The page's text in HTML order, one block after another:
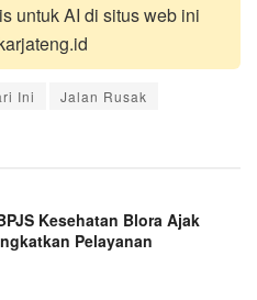
untuk AI di situs web ini
Ini Jalan Rusak
Kesehatan Blora Ajak
Pelayanan